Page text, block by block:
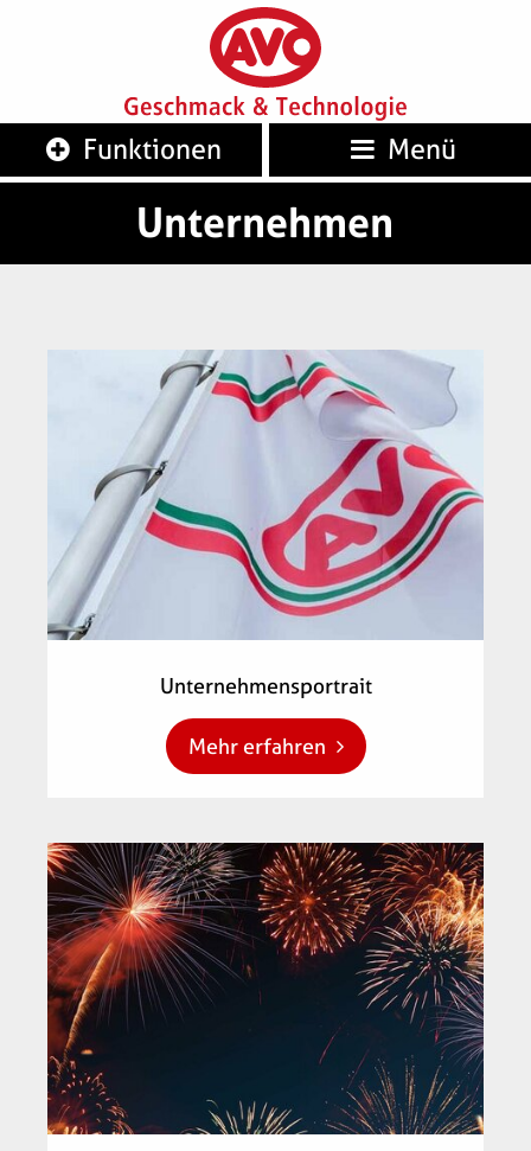
AVO
Funktionen Menü
Unternehmen
Unternehmensportrait
Mehr erfahren